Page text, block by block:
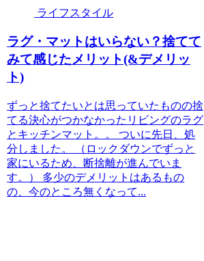
ライフスタイル
ラグ・マットはいらない？捨てて
みて感じたメリット(&デメリッ
ト)
ずっと捨てたいとは思っていたものの捨
てる決心がつかなかったリビングのラグ
とキッチンマット。。 ついに先日、処
分しました。 （ロックダウンでずっと
家にいるため、断捨離が進んでいま
す。） 多少のデメリットはあるもの
の、今のところ無くなって...